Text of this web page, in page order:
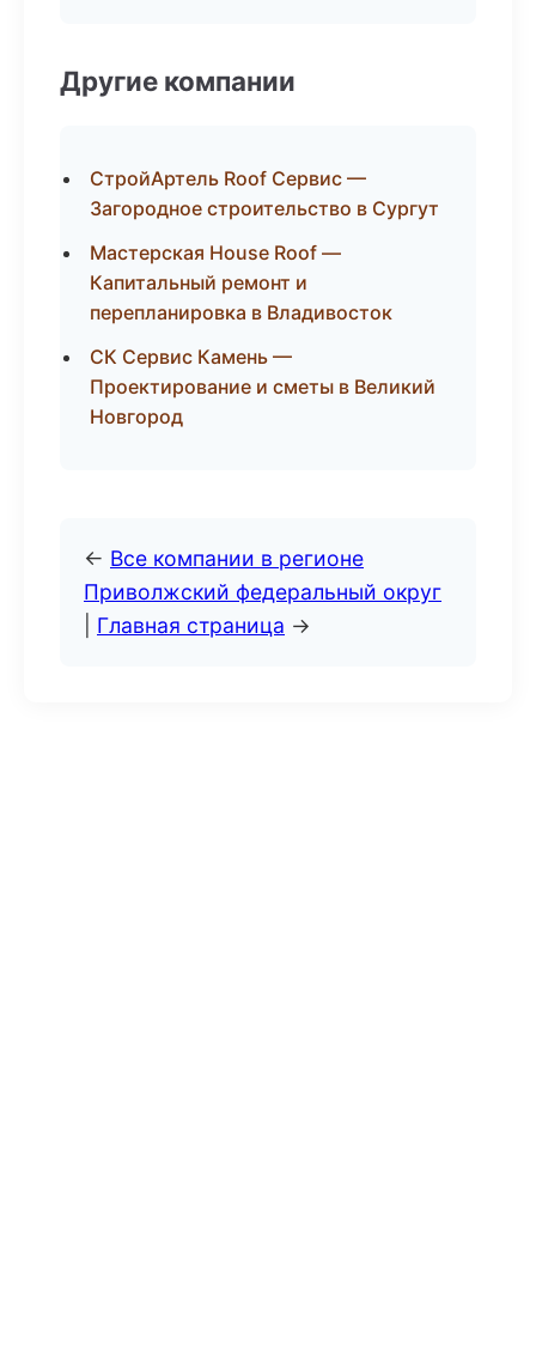
Другие компании
СтройАртель Roof Сервис —
Загородное строительство в Сургут
Мастерская House Roof —
Капитальный ремонт и
перепланировка в Владивосток
СК Сервис Камень —
Проектирование и сметы в Великий
Новгород
← Все компании в регионе
Приволжский федеральный округ
Главная страница →